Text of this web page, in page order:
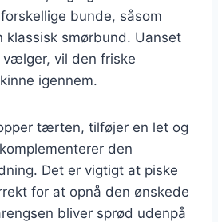
bunde, såsom
klassisk smørbund. Uanset
vil den friske
igennem.
tærten, tilføjer en let og
den
Det er vigtigt at piske
for at opnå den ønskede
bliver sprød udenpå